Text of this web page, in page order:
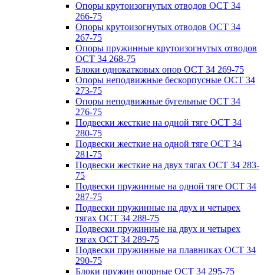
Опоры крутоизогнутых отводов ОСТ 34
266-75
Опоры крутоизогнутых отводов ОСТ 34
267-75
Опоры пружинные крутоизогнутых отводов
ОСТ 34 268-75
Блоки однокатковых опор ОСТ 34 269-75
Опоры неподвижные бескорпусные ОСТ 34
273-75
Опоры неподвижные бугельные ОСТ 34
276-75
Подвески жесткие на одной тяге ОСТ 34
280-75
Подвески жесткие на одной тяге ОСТ 34
281-75
Подвески жесткие на двух тягах ОСТ 34 283-
75
Подвески пружинные на одной тяге ОСТ 34
287-75
Подвески пружинные на двух и четырех
тягах ОСТ 34 288-75
Подвески пружинные на двух и четырех
тягах ОСТ 34 289-75
Подвески пружинные на плавниках ОСТ 34
290-75
Блоки пружин опорные ОСТ 34 295-75